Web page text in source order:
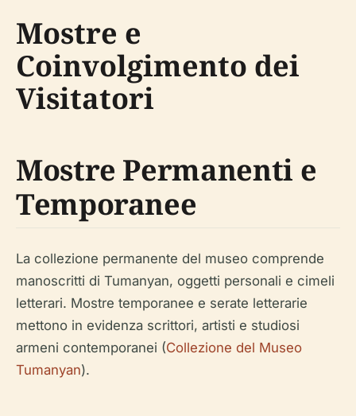
Mostre e
Coinvolgimento dei
Visitatori
Mostre Permanenti e
Temporanee
La collezione permanente del museo comprende
manoscritti di Tumanyan, oggetti personali e cimeli
letterari. Mostre temporanee e serate letterarie
mettono in evidenza scrittori, artisti e studiosi
armeni contemporanei (Collezione del Museo
Tumanyan).